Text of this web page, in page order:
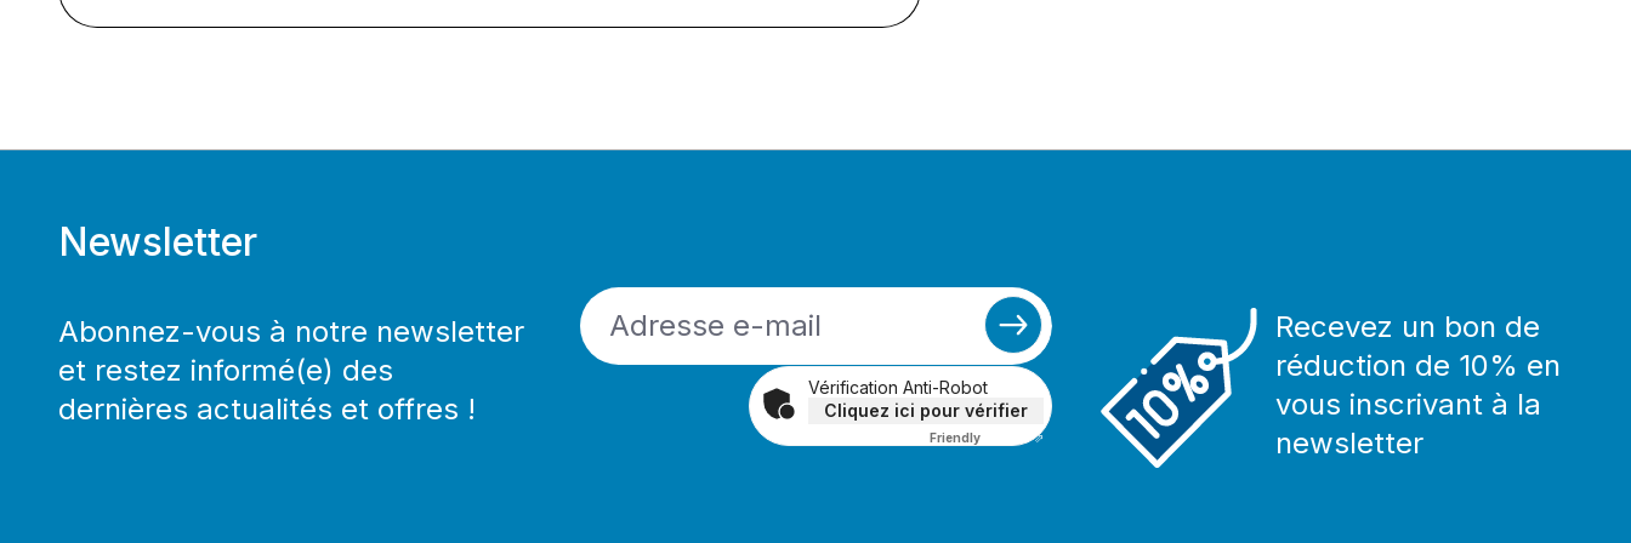
Newsletter
Abonnez-vous à notre newsletter
et restez informé(e) des
dernières actualités et offres !
Vérification Anti-Robot
Cliquez ici pour vérifier
FriendlyCaptcha ⇗
Recevez un bon de
réduction de 10% en
vous inscrivant à la
newsletter